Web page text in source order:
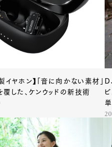
イヤホン】「音に向かない素材」
した、ケンウッドの新技術